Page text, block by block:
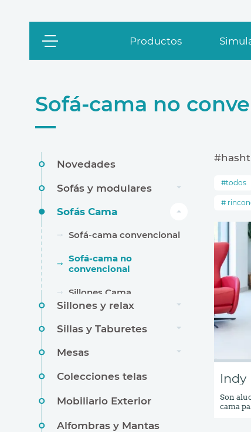
Productos
Sofá-cama no
Novedades
Sofás y modulares
Sofás Cama
Sofá-cama convencional
Sofá-cama no
convencional
Sillones Cama
Sillones y relax
Sillas y Taburetes
Mesas
Colecciones telas
Mobiliario Exterior
Alfombras y Mantas
todos
Indy
Son
cama